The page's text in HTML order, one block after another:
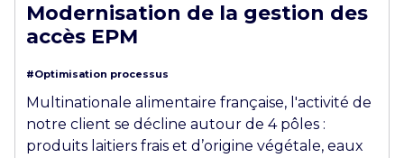
Modernisation de la gestion des
accès EPM
#Optimisation processus
Multinationale alimentaire française, l'activité de
notre client se décline autour de 4 pôles :
produits laitiers frais et d’origine végétale, eaux